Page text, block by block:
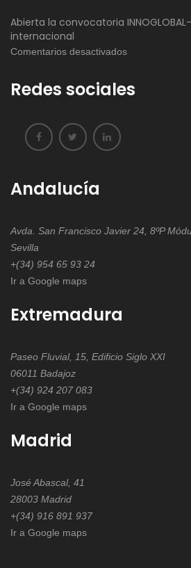
Abierta la convocatoria
internacional
Comentarios desactivadosen
la
Redes sociales
Andalucía
Avda. San Francisco Javier 24, 8ºP
Sevilla
+(34) 954 65 93 24
Ir a Google maps
Extremadura
Paseo Fluvial, 15, Edificio Siglo XXI
06011 Badajoz
+(34) 924 207 083
Ir a Google maps
Madrid
José Abascal, 41
28003 Madrid
+(34) 916 891 937
Ir a Google maps